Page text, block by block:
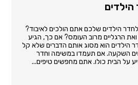
הילדים
הילדים שלכם אתם הולכים לאיבוד?
הרגליים מרוב העומס? אם כך, הגיע
הילדים הוא מסוג אותם הדברים שלא קל
השקעה. אם תעמדו במשימה וחדר
על הבית כולו. אתם מחפשים טיפים...